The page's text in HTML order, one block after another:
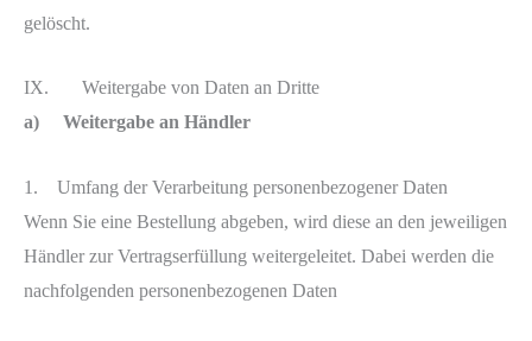
gelöscht.
IX. Weitergabe von Daten an Dritte
a) Weitergabe an Händler
1. Umfang der Verarbeitung personenbezogener Daten
Wenn Sie eine Bestellung abgeben, wird diese an den jeweiligen
Händler zur Vertragserfüllung weitergeleitet. Dabei werden die
nachfolgenden personenbezogenen Daten